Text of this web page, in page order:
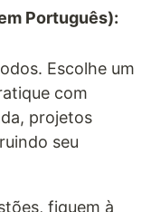
Português):
Escolhe um
com
projetos
seu
fiquem à